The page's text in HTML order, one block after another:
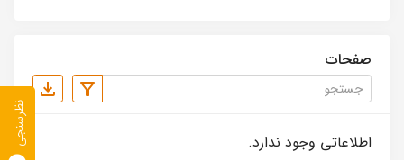
صفحات
اطلاعاتی وجود ندارد. نظرسنجی